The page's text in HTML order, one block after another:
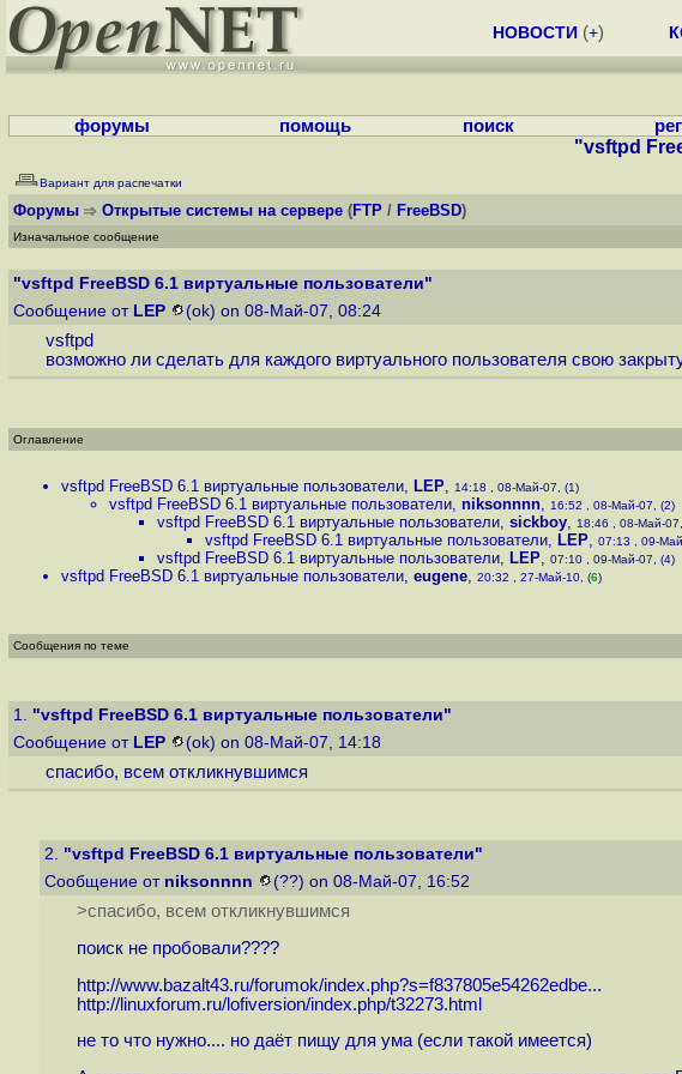
НОВОСТИ (+)
форумы помощь поиск
"vsftpd
Вариант для распечатки
Форумы Открытые системы на сервере (FTP / FreeBSD)
Изначальное сообщение
"vsftpd FreeBSD 6.1 виртуальные пользователи"
Сообщение от LEP (ok) on 08-Май-07, 08:24
vsftpd
возможно ли сделать для каждого виртуального пользователя свою
Оглавление
vsftpd FreeBSD 6.1 виртуальные пользователи, LEP, 14:18 , 08-Май-07, (1)
vsftpd FreeBSD 6.1 виртуальные пользователи, niksonnnn, 16:52 , 08-Май-07, (2)
vsftpd FreeBSD 6.1 виртуальные пользователи, sickboy, 18:46 , 08-Май-
vsftpd FreeBSD 6.1 виртуальные пользователи, LEP, 07:13 , 09-
vsftpd FreeBSD 6.1 виртуальные пользователи, LEP, 07:10 , 09-Май-07, (4)
vsftpd FreeBSD 6.1 виртуальные пользователи, eugene, 20:32 , 27-Май-10, (6)
Сообщения по теме
1. "vsftpd FreeBSD 6.1 виртуальные пользователи"
Сообщение от LEP (ok) on 08-Май-07, 14:18
спасибо, всем откликнувшимся
2. "vsftpd FreeBSD 6.1 виртуальные пользователи"
Сообщение от niksonnnn (??) on 08-Май-07, 16:52
>спасибо, всем откликнувшимся
поиск не пробовали????
http://www.bazalt43.ru/forumok/index.php?s=f837805e54262edbe...
http://linuxforum.ru/lofiversion/index.php/t32273.html
не то что нужно.... но даёт пищу для ума (если такой имеется)